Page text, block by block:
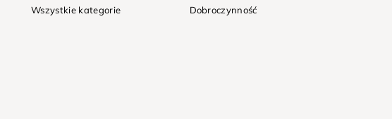
Wszystkie kategorie Dobroczynność